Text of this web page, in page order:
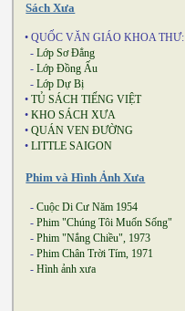
Sách Xưa
• QUỐC VĂN GIÁO KHOA THƯ:
- Lớp Sơ Đẳng
- Lớp Đồng Ấu
- Lớp Dự Bị
• TỦ SÁCH TIẾNG VIỆT
• KHO SÁCH XƯA
• QUÁN VEN ĐƯỜNG
• LITTLE SAIGON
Phim và Hình Ảnh Xưa
- Cuộc Di Cư Năm 1954
- Phim "Chúng Tôi Muốn Sống"
- Phim "Nắng Chiều", 1973
- Phim Chân Trời Tím, 1971
- Hình ảnh xưa